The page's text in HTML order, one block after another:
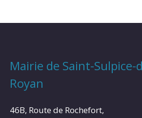
Mairie de Saint-Sulpice-
Royan
46B, Route de Rochefort,